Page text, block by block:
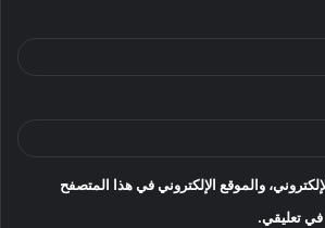
والموقع الإلكتروني في هذا المتصفح
في تعليقي.